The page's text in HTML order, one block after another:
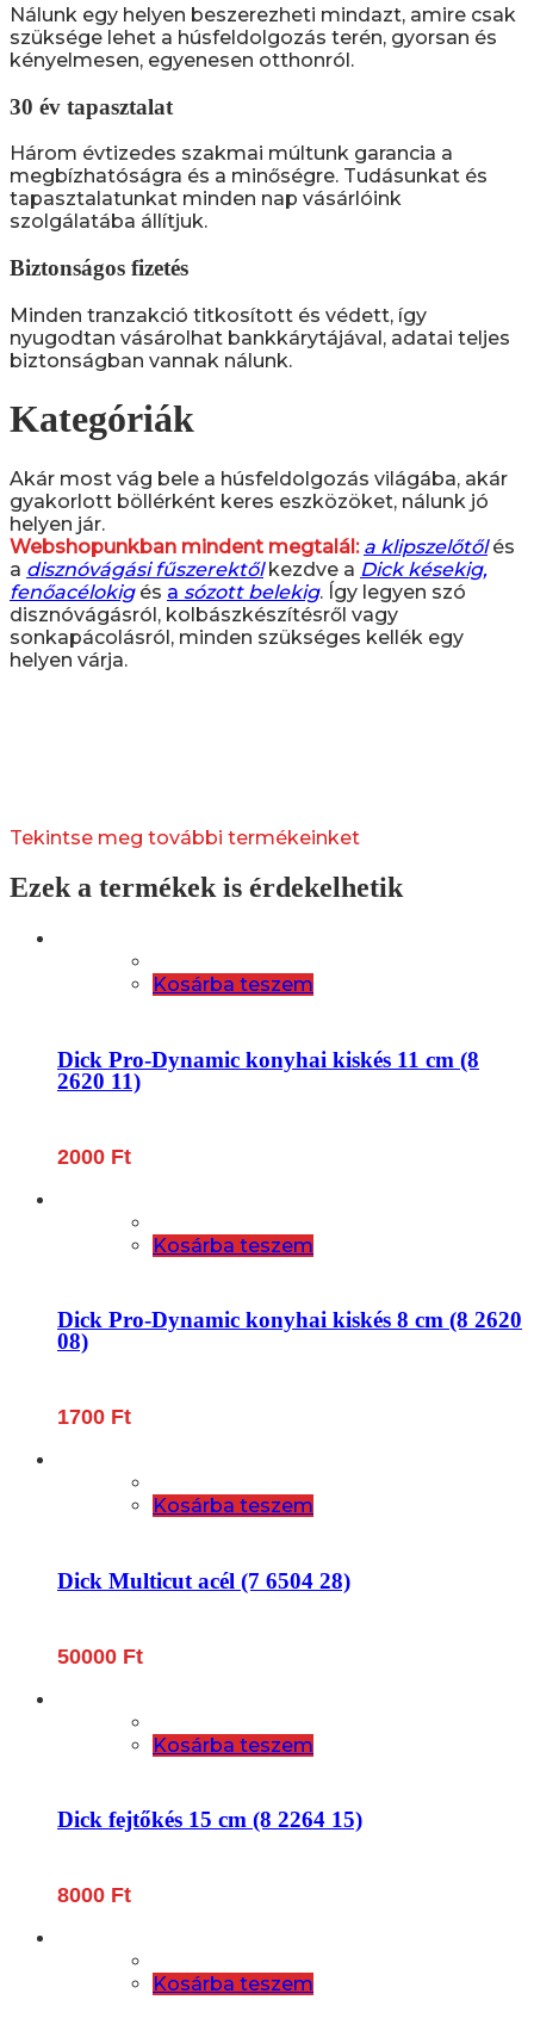
Nálunk egy helyen beszerezheti mindazt, amire csak
szüksége lehet a húsfeldolgozás terén, gyorsan és
kényelmesen, egyenesen otthonról.
30 év tapasztalat
Három évtizedes szakmai múltunk garancia a
megbízhatóságra és a minőségre. Tudásunkat és
tapasztalatunkat minden nap vásárlóink
szolgálatába állítjuk.
Biztonságos fizetés
Minden tranzakció titkosított és védett, így
nyugodtan vásárolhat bankkárytájával, adatai teljes
biztonságban vannak nálunk.
Kategóriák
Akár most vág bele a húsfeldolgozás világába, akár
gyakorlott böllérként keres eszközöket, nálunk jó
helyen jár.
Webshopunkban mindent megtalál: a klipszelőtőlés
a disznóvágási fűszerektőlkezdve a Dick késekig,
fenőacélokigés a sózott belekig. Így legyen szó
disznóvágásról, kolbászkészítésről vagy
sonkapácolásról, minden szükséges kellék egy
helyen várja.
Tekintse meg további termékeinket
Ezek a termékek is érdekelhetik
Kosárba teszem
Dick Pro-Dynamic konyhai kiskés 11 cm (8
2620 11)
2000 Ft
Kosárba teszem
Dick Pro-Dynamic konyhai kiskés 8 cm (8 2620
08)
1700 Ft
Kosárba teszem
Dick Multicut acél (7 6504 28)
50000 Ft
Kosárba teszem
Dick fejtőkés 15 cm (8 2264 15)
8000 Ft
Kosárba teszem